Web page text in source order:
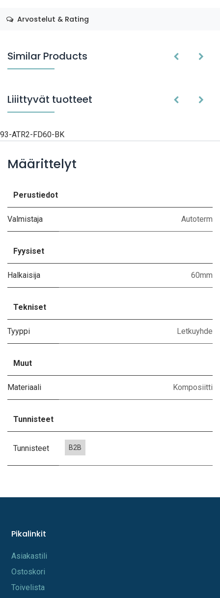
Arvostelut & Rating
Similar Products
Liiittyvät tuotteet
93-ATR2-FD60-BK
Määrittelyt
Perustiedot
Valmistaja Autoterm
Fyysiset
Halkaisija 60mm
Tekniset
Tyyppi Letkuyhde
Muut
Materiaali Komposiitti
Tunnisteet
Tunnisteet B2B
Pikalinkit
A​s​iakastili
Os​toskori
Toi​velista